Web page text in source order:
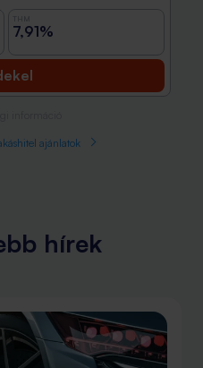
7,91%
ajánlatok
hírek